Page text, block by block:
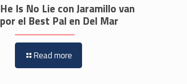
He Is No Lie con Jaramillo van
por el Best Pal en Del Mar
Read more